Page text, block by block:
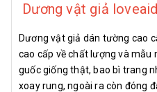
Dương vật giả
Dương vật giả dán tường cao
cao cấp về chất lượng và mẫu
guốc giống thật, bao bì trang
xoay rung, ngoài ra còn đóng